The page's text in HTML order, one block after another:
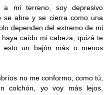
a mi terreno, soy depresivo
se abre y se cierra como una
dependen del extremo de mi
caído mi cabeza, quizá te
esto un bajón más o menos
no me conformo, como tú,
colchón, yo voy más lejos,